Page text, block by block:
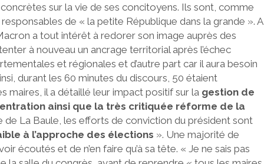
sur la vie de ses concitoyens. Ils sont, comme
de « la petite République dans la grande ». A
a tout intérêt à redorer son image auprès des
à nouveau un ancrage territorial après l’échec
et régionales et d’autre part car il aura besoin
durant les 60 minutes du discours, 50 étaient
maires, il a détaillé leur impact positif sur la gestion de
ainsi que la très critiquée réforme de la
de La Baule, les efforts de conviction du président sont
à l’approche des élections ». Une majorité de
écoutés et de n’en faire qu’à sa tête. « Je ne sais pas